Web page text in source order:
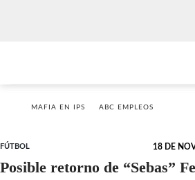
MAFIA EN IPS ABC EMPLEOS
FÚTBOL 18 DE
Posible retorno de “Sebas”